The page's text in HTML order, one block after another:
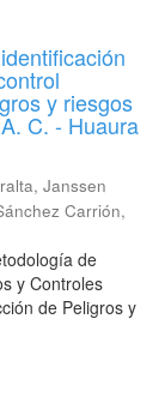
y riesgos
C. - Huaura
Janssen
Carrión,
de
y Controles
de Peligros y